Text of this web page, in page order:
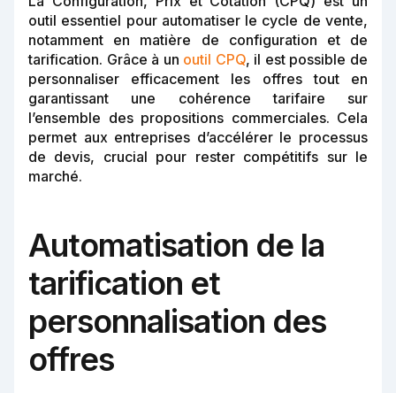
outil essentiel pour automatiser le cycle de vente,
notamment en matière de configuration et de
tarification. Grâce à un outil CPQ, il est possible de
personnaliser efficacement les offres tout en
garantissant une cohérence tarifaire sur
l’ensemble des propositions commerciales. Cela
permet aux entreprises d’accélérer le processus
de devis, crucial pour rester compétitifs sur le
marché.
Automatisation de la
tarification et
personnalisation des
offres